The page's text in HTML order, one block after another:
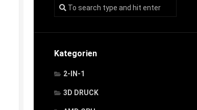
Kategorien
2-IN-1
3D DRUCK